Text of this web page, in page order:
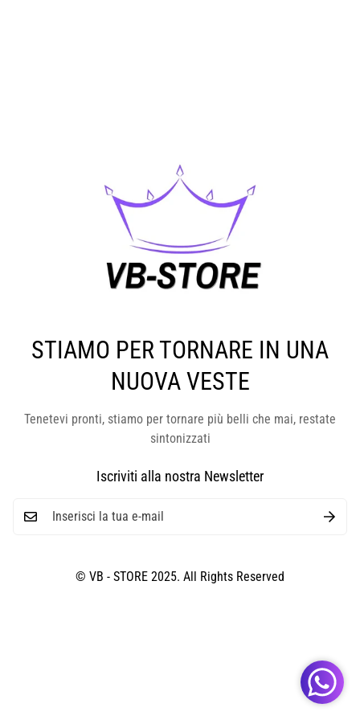
STIAMO PER TORNARE IN UNA
NUOVA VESTE
Tenetevi pronti, stiamo per tornare più belli che mai, restate
sintonizzati
Iscriviti alla nostra Newsletter
© VB - STORE 2025. All Rights Reserved